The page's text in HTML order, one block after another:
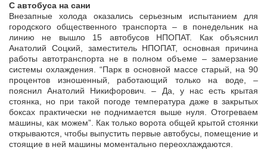
С автобуса на сани
Внезапные холода оказались серьезным испытанием для
городского общественного транспорта – в понедельник на
линию не вышло 15 автобусов НПОПАТ. Как объяснил
Анатолий Соцкий, заместитель НПОПАТ, основная причина
работы автотранспорта не в полном объеме – замерзание
системы охлаждения. “Парк в основной массе старый, на 90
процентов изношенный, работающий только на воде, –
пояснил Анатолий Никифорович. – Да, у нас есть крытая
стоянка, но при такой погоде температура даже в закрытых
боксах практически не поднимается выше нуля. Отогреваем
машины, как можем”. Как только ворота общей крытой стоянки
открываются, чтобы выпустить первые автобусы, помещение и
стоящие в ней машины моментально переохлаждаются.